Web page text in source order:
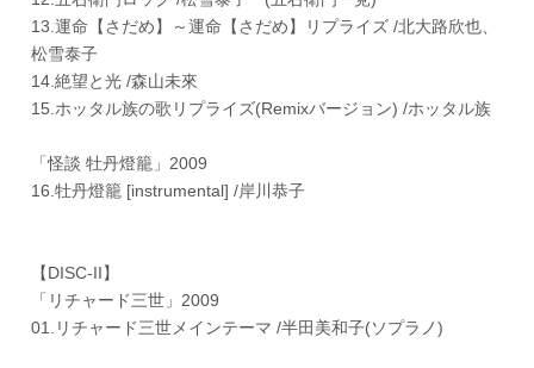
13.運命【さだめ】～運命【さだめ】リプライズ /北大路欣也、
松雪泰子
14.絶望と光 /森山未來
15.ホッタル族の歌リプライズ(Remixバージョン) /ホッタル族
「怪談 牡丹燈籠」2009
16.牡丹燈籠 [instrumental] /岸川恭子
【DISC-II】
「リチャード三世」2009
01.リチャード三世メインテーマ /半田美和子(ソプラノ)